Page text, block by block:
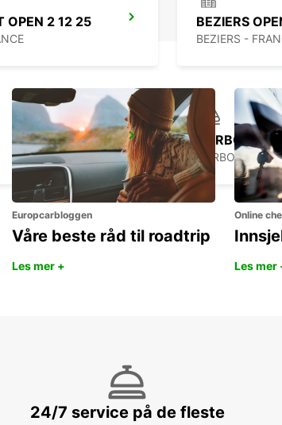
OPEN 2 12 25 BEZIERS
BEZIERS -
NARBONNE -
Europcarbloggen
Våre beste råd til roadtrip
Les mer +
Online
Les mer
24/7 service på de fleste